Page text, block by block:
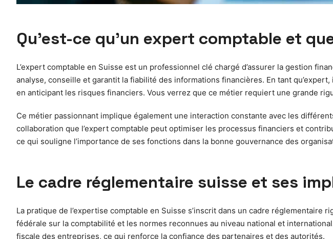
Qu’est-ce qu’un expert comptable et
L’expert comptable en Suisse est un professionnel clé chargé d’assurer la gestion
analyse, conseille et garantit la fiabilité des informations financières. En tant
en anticipant les risques financiers. Vous verrez que ce métier requiert une grande
Ce métier passionnant implique également une interaction constante avec les
collaboration que l’expert comptable peut optimiser les processus financiers et
ce qui souligne l’importance de ses fonctions dans la bonne gouvernance des
Le cadre réglementaire suisse et ses
La pratique de l’expertise comptable en Suisse s’inscrit dans un cadre
fédérale sur la comptabilité et les normes reconnues au niveau national et
fiscale des entreprises, ce qui renforce la confiance des partenaires et des autorités.